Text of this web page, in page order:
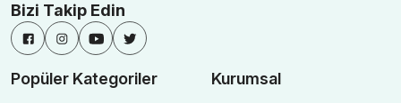
Bizi Takip Edin
Popüler Kategoriler Kurumsal